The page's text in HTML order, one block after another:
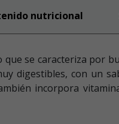
nutricional
se caracteriza por
digestibles, con un
incorpora